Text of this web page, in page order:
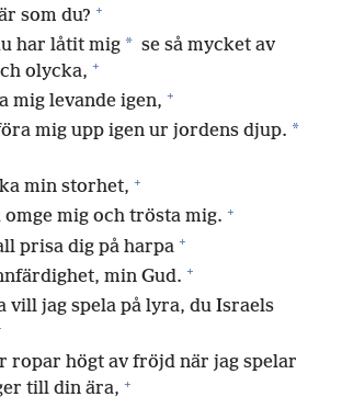
som du? +
har låtit mig * se så mycket av
olycka, +
mig levande igen, +
mig upp igen ur jordens djup. *
min storhet, +
omge mig och trösta mig. +
prisa dig på harpa +
min Gud. +
vill jag spela på lyra, du Israels
ropar högt av fröjd när jag spelar
till din ära, +